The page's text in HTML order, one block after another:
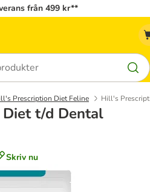
från 499 kr**
Prescription Diet Feline Hill's
t/d Dental
Skriv nu